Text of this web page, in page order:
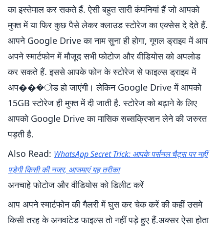
का इस्तेमाल कर सकते हैं. ऐसी बहुत सारी कंपनियां हैं जो आपको
मुफ्त में या फिर कुछ पैसे लेकर क्लाउड स्टोरेज का एक्सेस दे देते हैं.
आपने Google Drive का नाम सुना ही होगा, गूगल ड्राइव में आप
अपने स्मार्टफोन में मौजूद सभी फोटोज और वीडियोस को अपलोड
कर सकते हैं. इससे आपके फोन के स्टोरेज से फाइल्स ड्राइव में
अप���ोड हो जाएंगी। लेकिन Google Drive में आपको
15GB स्टोरेज ही मुफ्त में दी जाती है. स्टोरेज को बढ़ाने के लिए
आपको Google Drive का मासिक सब्सक्रिप्शन लेने की जरुरत
पड़ती है.
Also Read: WhatsApp Secret Trick: आपके पर्सनल चैट्स पर नहीं
पड़ेगी किसी की नजर, आजमाएं यह तरीका
अनचाहे फोटोज और वीडियोस को डिलीट करें
आप अपने स्मार्टफोन की गैलरी में घुस कर चेक करें की कहीं उसमे
किसी तरह के अनवांटेड फाइल्स तो नहीं पड़े हुए हैं.अक्सर ऐसा होता